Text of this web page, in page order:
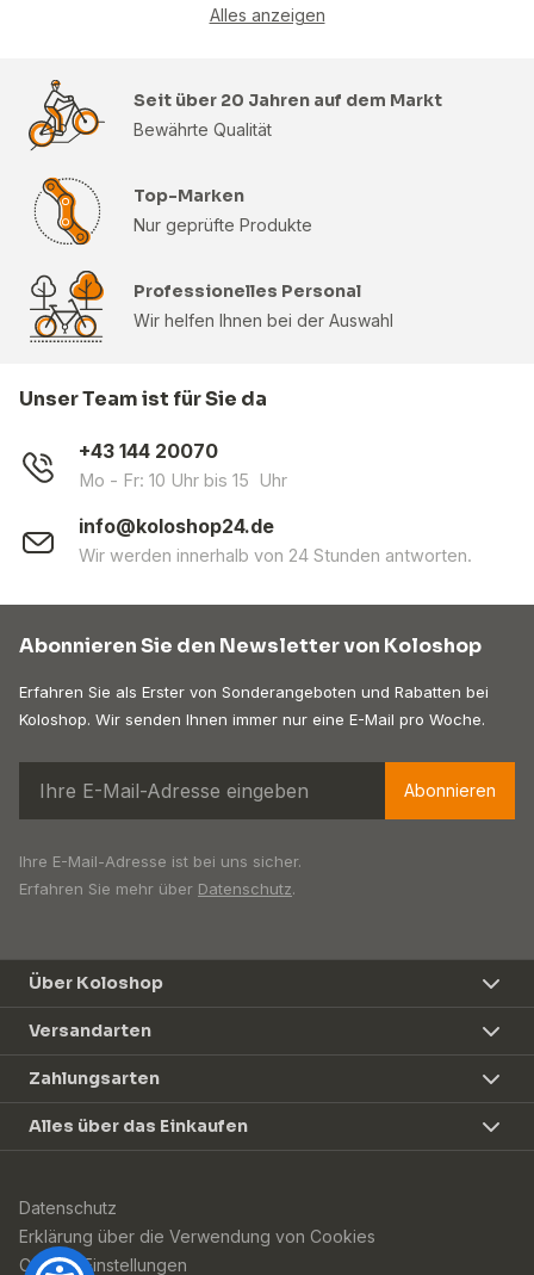
Alles anzeigen
Seit über 20 Jahren auf dem Markt
Bewährte Qualität
Top-Marken
Nur geprüfte Produkte
Professionelles Personal
Wir helfen Ihnen bei der Auswahl
Unser Team ist für Sie da
+43 144 20070
Mo - Fr: 10 Uhr bis 15 Uhr
info@koloshop24.de
Wir werden innerhalb von 24 Stunden antworten.
Abonnieren Sie den Newsletter von Koloshop
Erfahren Sie als Erster von Sonderangeboten und Rabatten bei
Koloshop. Wir senden Ihnen immer nur eine E-Mail pro Woche.
Abonnieren
Ihre E-Mail-Adresse ist bei uns sicher.
Erfahren Sie mehr über Datenschutz.
Über Koloshop
Versandarten
Zahlungsarten
Alles über das Einkaufen
Datenschutz
Erklärung über die Verwendung von Cookies
Cookie-Einstellungen